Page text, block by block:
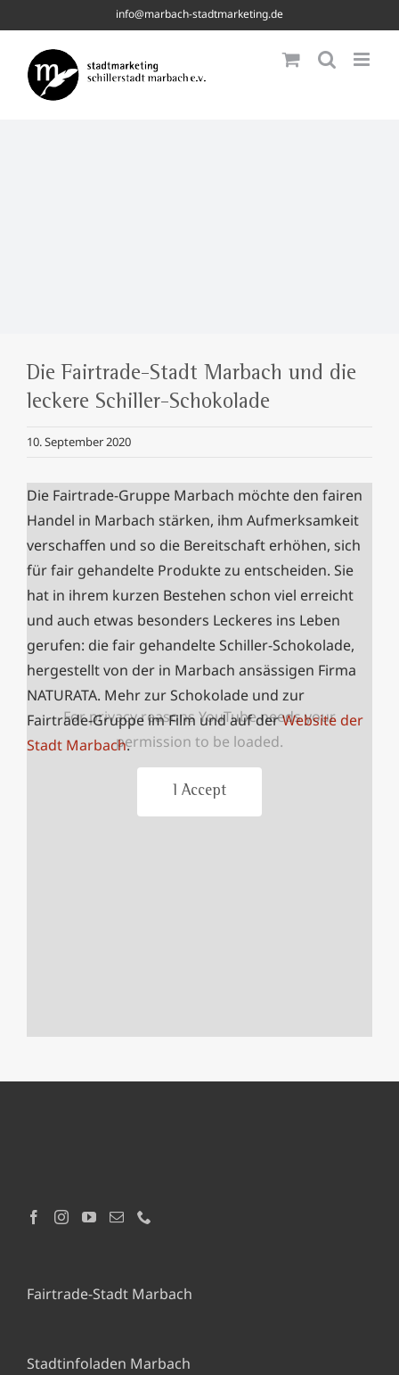
to
content
info@marbach-stadtmarketing.de
Die Fairtrade-Stadt Marbach und die
leckere Schiller-Schokolade
10. September 2020
Die Fairtrade-Gruppe Marbach möchte den fairen
Handel in Marbach stärken, ihm Aufmerksamkeit
verschaffen und so die Bereitschaft erhöhen, sich
für fair gehandelte Produkte zu entscheiden. Sie
hat in ihrem kurzen Bestehen schon viel erreicht
und auch etwas besonders Leckeres ins Leben
gerufen: die fair gehandelte Schiller-Schokolade,
hergestellt von der in Marbach ansässigen Firma
NATURATA. Mehr zur Schokolade und zur
Fairtrade-Gruppe im Film und auf derWebsite der
Stadt Marbach.
For privacy reasons YouTube needs your
permission to be loaded.
I Accept
Fairtrade-Stadt Marbach
Stadtinfoladen Marbach